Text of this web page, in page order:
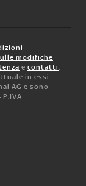
modifiche
e contatti.
in essi
AG e sono